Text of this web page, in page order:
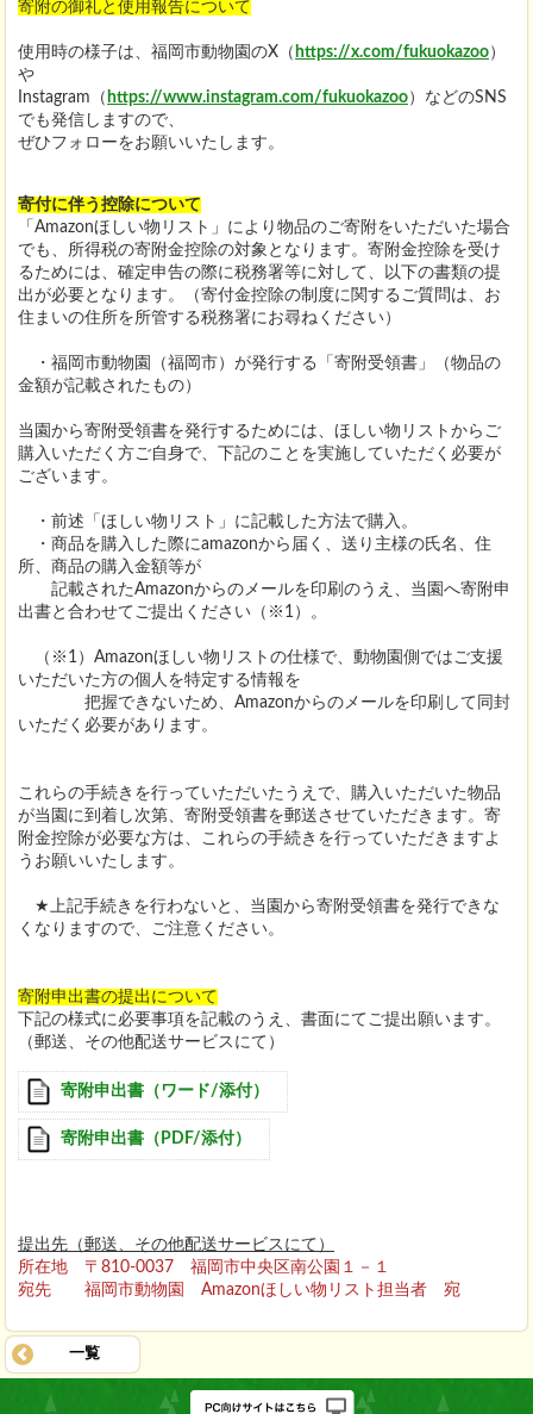
寄附の御礼と使用報告について
使用時の様子は、福岡市動物園のX（ https://x.com/fukuokazoo）
や
Instagram（ https://www.instagram.com/fukuokazoo）などのSNS
でも発信しますので、
ぜひフォローをお願いいたします。
寄付に伴う控除について
「Amazonほしい物リスト」により物品のご寄附をいただいた場合
でも、所得税の寄附金控除の対象となります。寄附金控除を受け
るためには、確定申告の際に税務署等に対して、以下の書類の提
出が必要となります。（寄付金控除の制度に関するご質問は、お
住まいの住所を所管する税務署にお尋ねください）
・福岡市動物園（福岡市）が発行する「寄附受領書」（物品の
金額が記載されたもの）
当園から寄附受領書を発行するためには、ほしい物リストからご
購入いただく方ご自身で、下記のことを実施していただく必要が
ございます。
・前述「ほしい物リスト」に記載した方法で購入。
・商品を購入した際にamazonから届く、送り主様の氏名、住
所、商品の購入金額等が
記載されたAmazonからのメールを印刷のうえ、当園へ寄附申
出書と合わせてご提出ください（※1）。
（※1）Amazonほしい物リストの仕様で、動物園側ではご支援
いただいた方の個人を特定する情報を
把握できないため、Amazonからのメールを印刷して同封
いただく必要があります。
これらの手続きを行っていただいたうえで、購入いただいた物品
が当園に到着し次第、寄附受領書を郵送させていただきます。寄
附金控除が必要な方は、これらの手続きを行っていただきますよ
うお願いいたします。
★上記手続きを行わないと、当園から寄附受領書を発行できな
くなりますので、ご注意ください。
寄附申出書の提出について
下記の様式に必要事項を記載のうえ、書面にてご提出願います。
（郵送、その他配送サービスにて）
寄附申出書（ワード/添付）
寄附申出書（PDF/添付）
提出先（郵送、その他配送サービスにて）
所在地 〒810-0037 福岡市中央区南公園１－１
宛先 福岡市動物園 Amazonほしい物リスト担当者 宛
一覧